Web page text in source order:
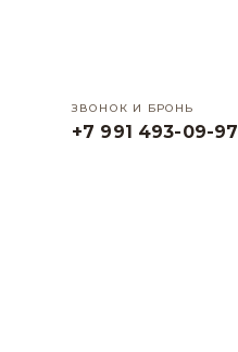
ЗВОНОК И БРОНЬ
+7 991 493-09-97